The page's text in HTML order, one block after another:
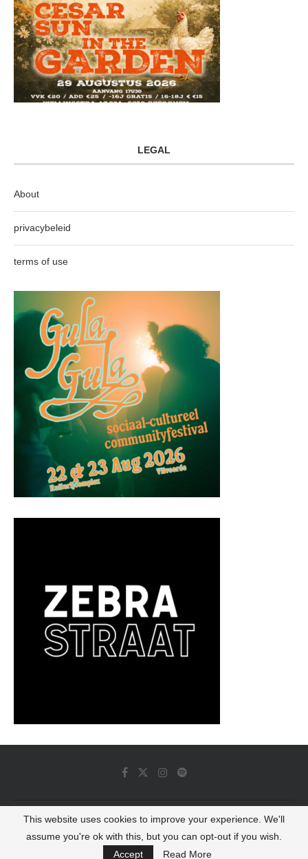
LEGAL
About
privacybeleid
terms of use
© 2022 - Luminous Dash All Rights Reserved
BACK TO TOP
This website uses cookies to improve your experience. We'll
assume you're ok with this, but you can opt-out if you wish.
Accept
Read More